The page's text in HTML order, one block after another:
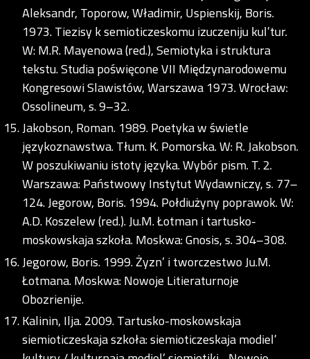
Aleksandr, Toporow, Władimir, Uspienskij, Boris.
1973. Tiezisy k semioticzeskomu izuczeniju kul’tur.
W: M.R. Mayenowa (red.), Semiotyka i struktura
tekstu. Studia poświęcone VII Międzynarodowemu
Kongresowi Slawistów, Warszawa 1973. Wrocław:
Ossolineum, s. 9–32.
Jakobson, Roman. 1989. Poetyka w świetle
językoznawstwa. Tłum. K. Pomorska. W: R. Jakobson.
W poszukiwaniu istoty języka. Wybór pism. T. 2.
Warszawa: Państwowy Instytut Wydawniczy, s. 77–
124. Jegorow, Boris. 1994. Połdiużyny poprawok. W:
A.D. Koszelew (red.). Ju.M. Łotman i tartusko-
moskowskaja szkoła. Moskwa: Gnosis, s. 304–308.
Jegorow, Boris. 1999. Żyzn’ i tworczestwo Ju.M.
Łotmana. Moskwa: Nowoje Litieraturnoje
Obozrienije.
Kalinin, Ilja. 2009. Tartusko-moskowskaja
siemioticzeskaja szkoła: siemioticzeskaja modiel’